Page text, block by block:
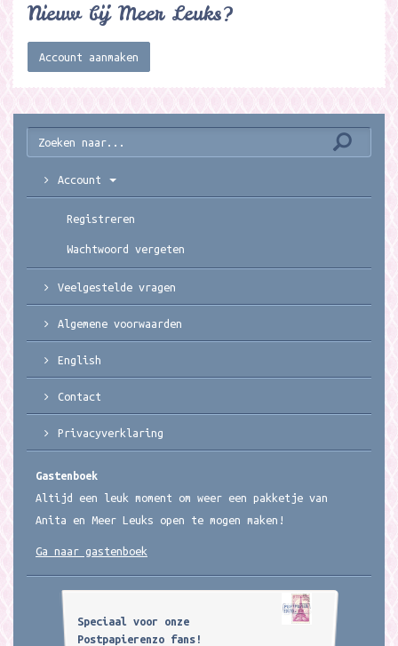
Nieuw bij Meer Leuks?
Account aanmaken
Account
Registreren
Wachtwoord vergeten
Veelgestelde vragen
Algemene voorwaarden
English
Contact
Privacyverklaring
Gastenboek
Altijd een leuk moment om weer een pakketje van
Anita en Meer Leuks open te mogen maken!
Ga naar gastenboek
Speciaal voor onze
Postpapierenzo fans!